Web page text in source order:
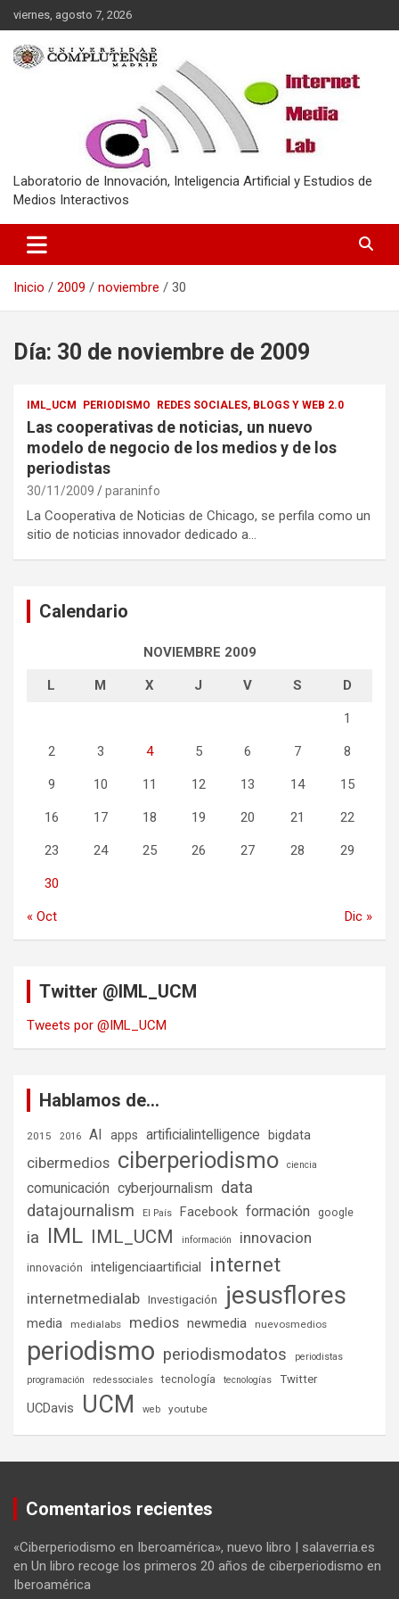
Saltar
al
contenido
viernes, agosto 7, 2026
Laboratorio de Innovación, Inteligencia Artificial y Estudios de
Medios Interactivos
Inicio 2009 noviembre 30
Día: 30 de noviembre de 2009
IML_UCM PERIODISMO REDES SOCIALES, BLOGS Y WEB 2.0
Las cooperativas de noticias, un nuevo
modelo de negocio de los medios y de los
periodistas
30/11/2009 paraninfo
La Cooperativa de Noticias de Chicago, se perfila como un
sitio de noticias innovador dedicado a…
Calendario
NOVIEMBRE 2009
L M X J V S D
1
2 3 4 5 6 7 8
9 10 11 12 13 14 15
16 17 18 19 20 21 22
23 24 25 26 27 28 29
30
« Oct Dic »
Twitter @IML_UCM
Tweets por @IML_UCM
Hablamos de…
2015 2016 AI apps artificialintelligence bigdata
cibermedios ciberperiodismo ciencia
comunicación cyberjournalism data
datajournalism El País Facebook formación google
ia IML IML_UCM información innovacion
innovación inteligenciaartificial internet
internetmedialab Investigación jesusflores
media medialabs medios newmedia nuevosmedios
periodismo periodismodatos
periodistas
programación
redessociales tecnología tecnologías Twitter
UCDavis UCM web youtube
Comentarios recientes
«Ciberperiodismo en Iberoamérica», nuevo libro | salaverria.es
en Un libro recoge los primeros 20 años de ciberperiodismo en
Iberoamérica